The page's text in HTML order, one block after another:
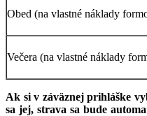
Obed (na vlastné náklady
Večera (na vlastné náklady
Ak si v záväznej prihláške
sa jej, strava sa bude